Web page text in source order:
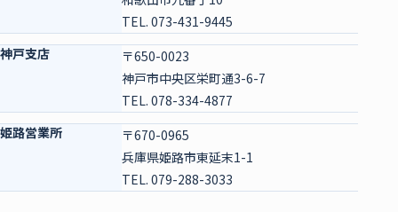
TEL. 073-431-9445
神戸支店
〒650-0023
神戸市中央区栄町通3-6-7
TEL. 078-334-4877
姫路営業所
〒670-0965
兵庫県姫路市東延末1-1
TEL. 079-288-3033